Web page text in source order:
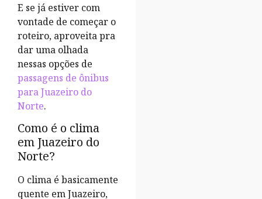
E se já estiver com
vontade de começar o
roteiro, aproveita pra
dar uma olhada
nessas opções de
passagens de ônibus
para Juazeiro do
Norte.
Como é o clima
em Juazeiro do
Norte?
O clima é basicamente
quente em Juazeiro,